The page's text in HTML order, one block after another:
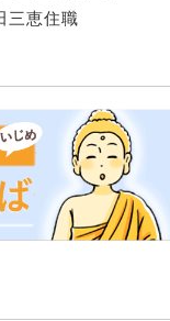
三恵住職